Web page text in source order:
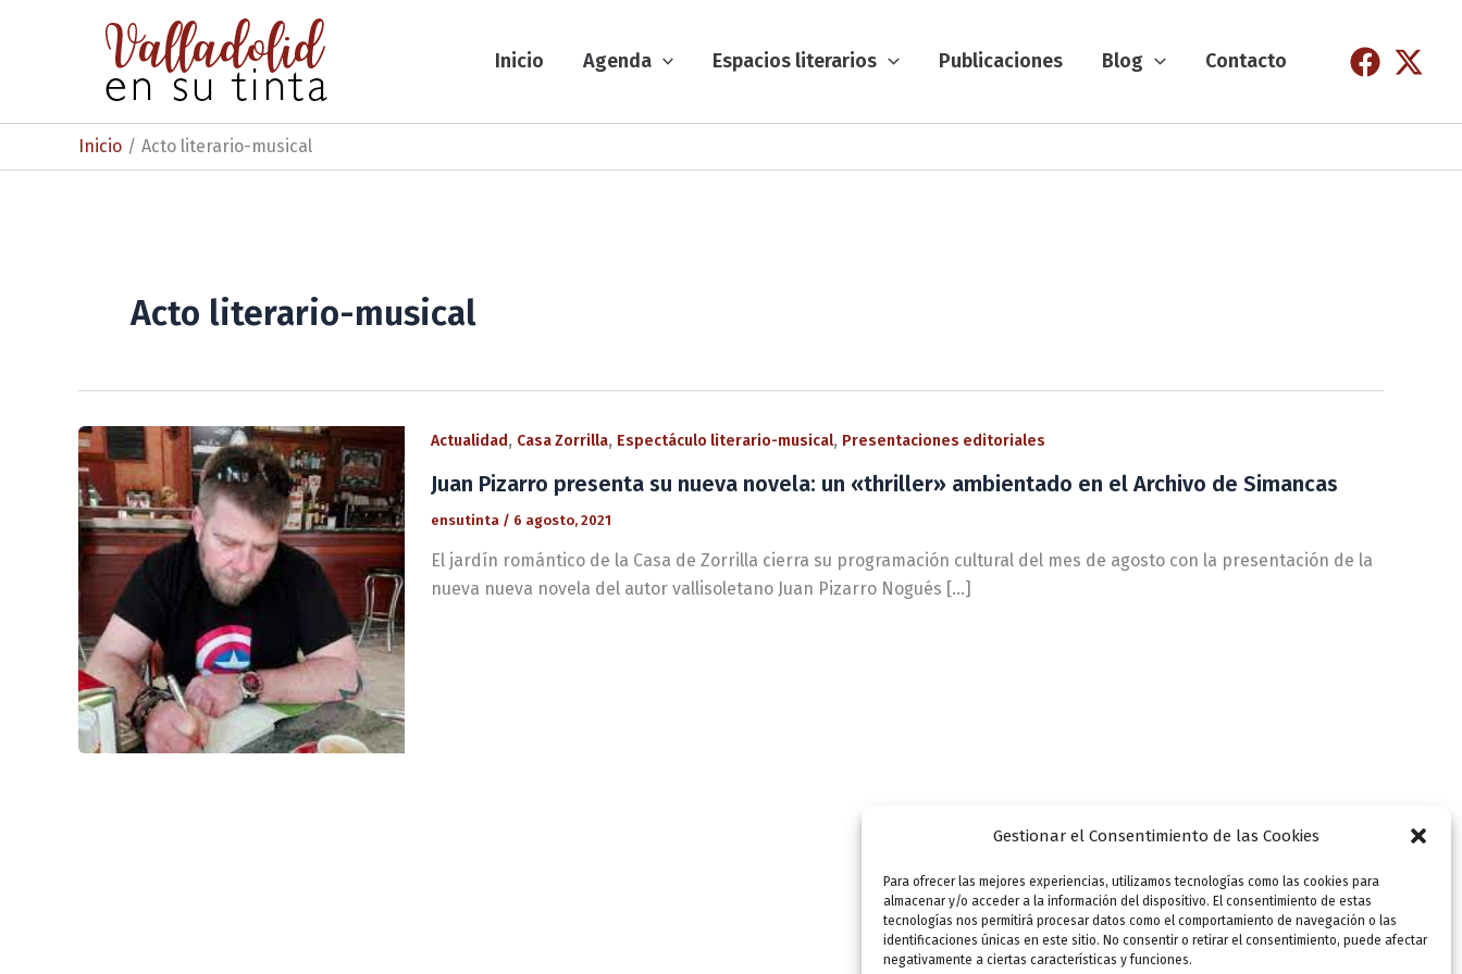
Gestionar el Consentimiento de las Cookies
Para ofrecer las mejores experiencias, utilizamos tecnologías como las cookies para
almacenar y/o acceder a la información del dispositivo. El consentimiento de estas
tecnologías nos permitirá procesar datos como el comportamiento de navegación o las
identificaciones únicas en este sitio. No consentir o retirar el consentimiento, puede afectar
negativamente a ciertas características y funciones.
Inicio Agenda Espacios literarios Publicaciones Blog Contacto
Inicio Acto literario-musical
Acto literario-musical
Actualidad, Casa Zorrilla, Espectáculo literario-musical, Presentaciones editoriales
Juan Pizarro presenta su nueva novela: un «thriller» ambientado en el Archivo de Simancas
ensutinta / 6 agosto, 2021
El jardín romántico de la Casa de Zorrilla cierra su programación cultural del mes de agosto con la presentación de la
nueva nueva novela del autor vallisoletano Juan Pizarro Nogués […]